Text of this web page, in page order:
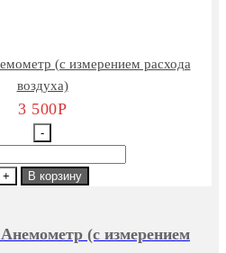
(с измерением расхода
воздуха)
3 500Р
-
+ В корзину
(с измерением